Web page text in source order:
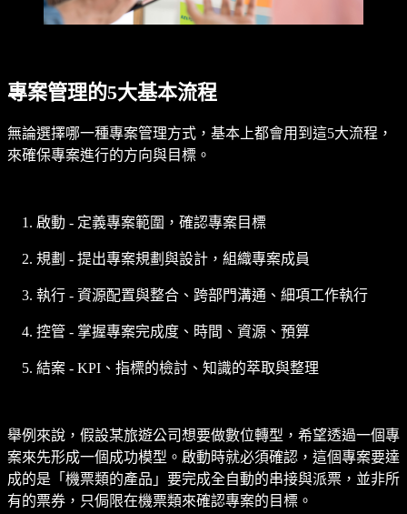
專案管理的5大基本流程
無論選擇哪一種專案管理方式，基本上都會用到這5大流程，
來確保專案進行的方向與目標。
啟動 - 定義專案範圍，確認專案目標
規劃 - 提出專案規劃與設計，組織專案成員
執行 - 資源配置與整合、跨部門溝通、細項工作執行
控管 - 掌握專案完成度、時間、資源、預算
結案 - KPI、指標的檢討、知識的萃取與整理
舉例來說，假設某旅遊公司想要做數位轉型，希望透過一個專
案來先形成一個成功模型。啟動時就必須確認，這個專案要達
成的是「機票類的產品」要完成全自動的串接與派票，並非所
有的票券，只侷限在機票類來確認專案的目標。